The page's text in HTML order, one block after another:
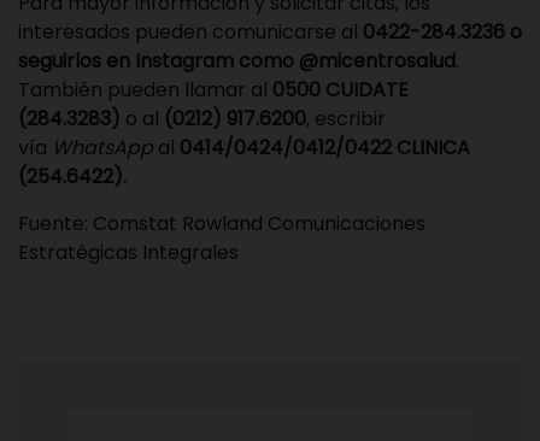
interesados pueden comunicarse al 0422-284.3236 o
seguirlos en Instagram como @micentrosalud.
También pueden llamar al 0500 CUIDATE
(284.3283) o al (0212) 917.6200, escribir
vía WhatsApp al 0414/0424/0412/0422 CLINICA
(254.6422).
Fuente: Comstat Rowland Comunicaciones
Estratégicas Integrales